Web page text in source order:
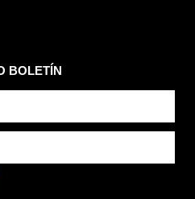
BOLETÍN